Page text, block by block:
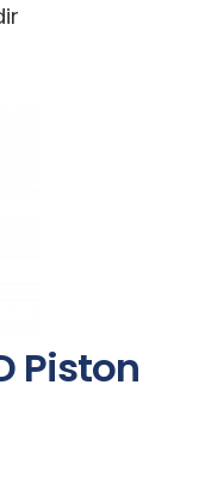
Piston